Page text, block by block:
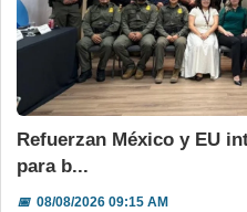
Refuerzan México y EU
para b...
📅08/08/2026 09:15 AM